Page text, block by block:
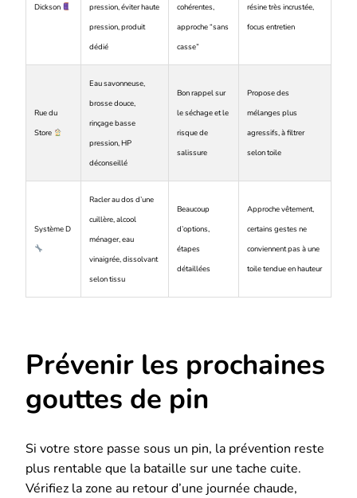
Dickson
pression, éviter haute
pression, produit
dédié
cohérentes,
approche “sans
casse”
résine très incrustée,
focus entretien
Rue du
Store
Eau savonneuse,
brosse douce,
rinçage basse
pression, HP
déconseillé
Bon rappel sur
le séchage et le
risque de
salissure
Propose des
mélanges plus
agressifs, à filtrer
selon toile
Système D
Racler au dos d’une
cuillère, alcool
ménager, eau
vinaigrée, dissolvant
selon tissu
Beaucoup
d’options,
étapes
détaillées
Approche vêtement,
certains gestes ne
conviennent pas à une
toile tendue en hauteur
Prévenir les prochaines
gouttes de pin
Si votre store passe sous un pin, la prévention reste
plus rentable que la bataille sur une tache cuite.
Vérifiez la zone au retour d’une journée chaude,